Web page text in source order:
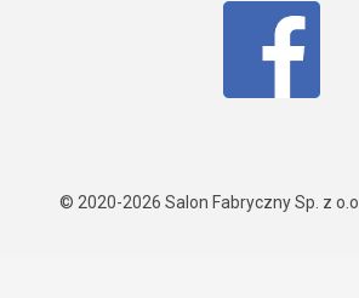
© 2020-2026 Salon Fabryczny Sp. z o.o.